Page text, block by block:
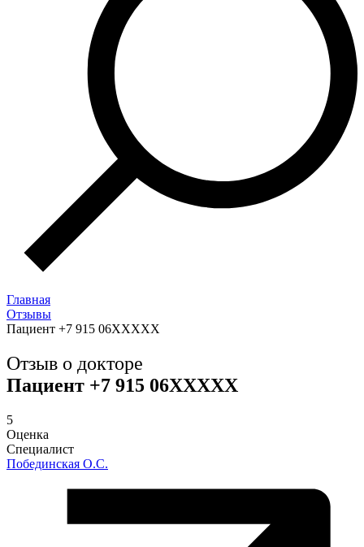
Главная
Отзывы
Пациент +7 915 06XXXXX
Отзыв о докторе
Пациент +7 915 06XXXXX
5
Оценка
Специалист
Побединская О.С.